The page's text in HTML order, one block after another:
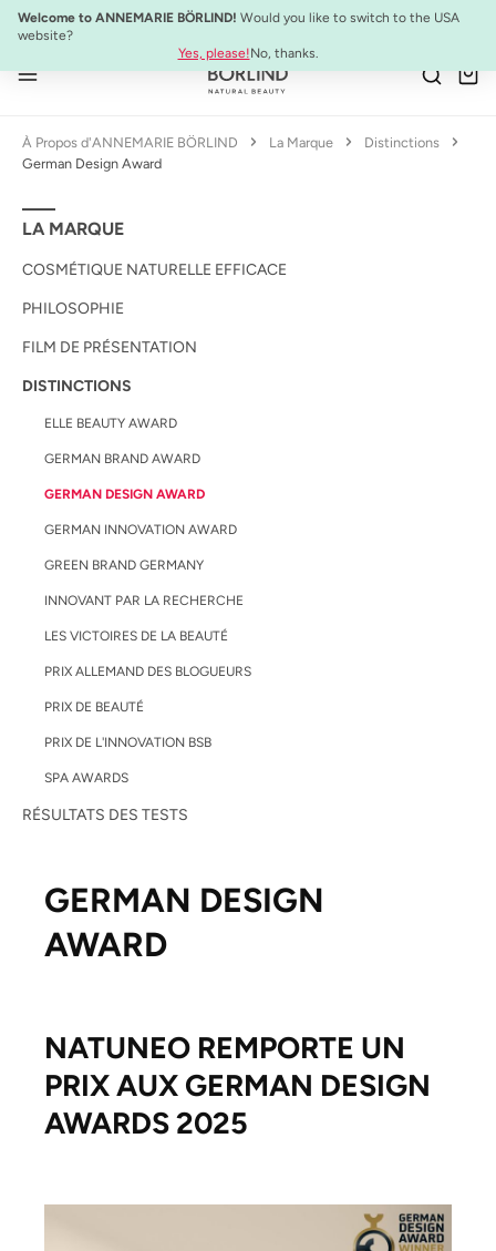
Passer au contenu principal
Welcome to ANNEMARIE BÖRLIND! Would you like to switch to the USA
website?
Yes, please!No, thanks.
SYSTEM ABSOLUTE Set de Voyage :Mini-produits anti-âge à emporter
À Propos d'ANNEMARIE BÖRLIND La Marque
Distinctions
German Design Award
LA MARQUE
COSMÉTIQUE NATURELLE EFFICACE
PHILOSOPHIE
FILM DE PRÉSENTATION
DISTINCTIONS
ELLE BEAUTY AWARD
GERMAN BRAND AWARD
GERMAN DESIGN AWARD
GERMAN INNOVATION AWARD
GREEN BRAND GERMANY
INNOVANT PAR LA RECHERCHE
LES VICTOIRES DE LA BEAUTÉ
PRIX ALLEMAND DES BLOGUEURS
PRIX DE BEAUTÉ
PRIX DE L'INNOVATION BSB
SPA AWARDS
RÉSULTATS DES TESTS
GERMAN DESIGN
AWARD
NATUNEO REMPORTE UN
PRIX AUX GERMAN DESIGN
AWARDS 2025